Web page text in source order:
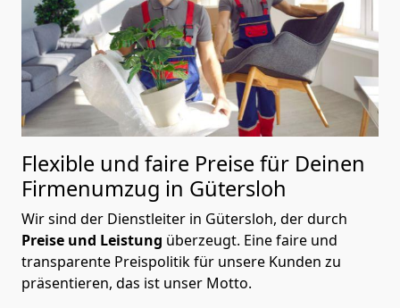
Flexible und faire Preise für Deinen
Firmenumzug in Gütersloh
Wir sind der Dienstleiter in Gütersloh, der durch
Preise und Leistung überzeugt. Eine faire und
transparente Preispolitik für unsere Kunden zu
präsentieren, das ist unser Motto.